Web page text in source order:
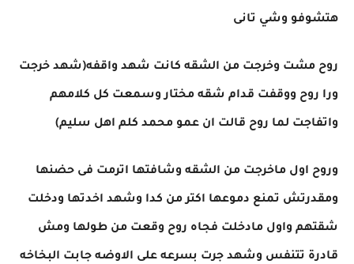
هتشوفو وشي تانى
روح مشت وخرجت من الشقه كانت شهد واقفه(شهد خرجت
ورا روح ووقفت قدام شقه مختار وسمعت كل كلامهم
واتفاجت لما روح قالت ان عمو محمد كلم اهل سليم)
وروح اول ماخرجت من الشقه وشافتها اترمت فى حضنها
ومقدرتش تمنع دموعها اكتر من كدا وشهد اخدتها ودخلت
شقتهم واول مادخلت فجاه روح وقعت من طولها ومش
قادرة تتنفس وشهد جرت بسرعه على الاوضه جابت البخاخه